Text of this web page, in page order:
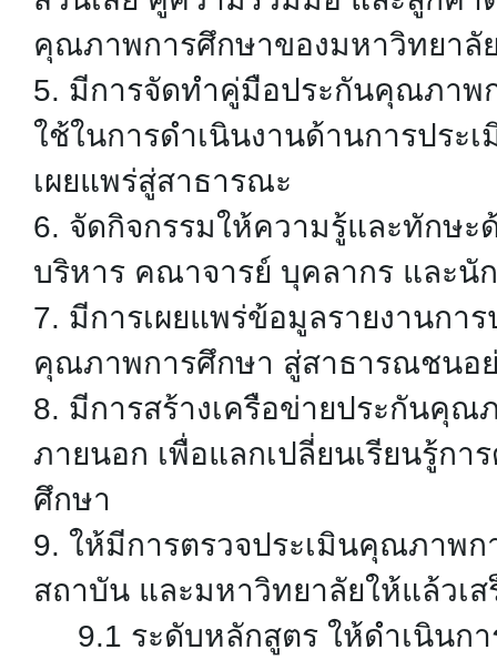
คุณภาพการศึกษาของมหาวิทยาลั
5. มีการจัดทำคู่มือประกันคุณภาพ
ใช้ในการดำเนินงานด้านการปร
เผยแพร่สู่สาธารณะ
6. จัดกิจกรรมให้ความรู้และทักษ
บริหาร คณาจารย์ บุคลากร และนั
7. มีการเผยแพร่ข้อมูลรายงานกา
คุณภาพการศึกษา สู่สาธารณชนอย่
8. มีการสร้างเครือข่ายประกันคุ
ภายนอก เพื่อแลกเปลี่ยนเรียนรู้ก
ศึกษา
9. ให้มีการตรวจประเมินคุณภาพ
สถาบัน และมหาวิทยาลัยให้แล้วเ
9.1 ระดับหลักสูตร ให้ดำเนินกา